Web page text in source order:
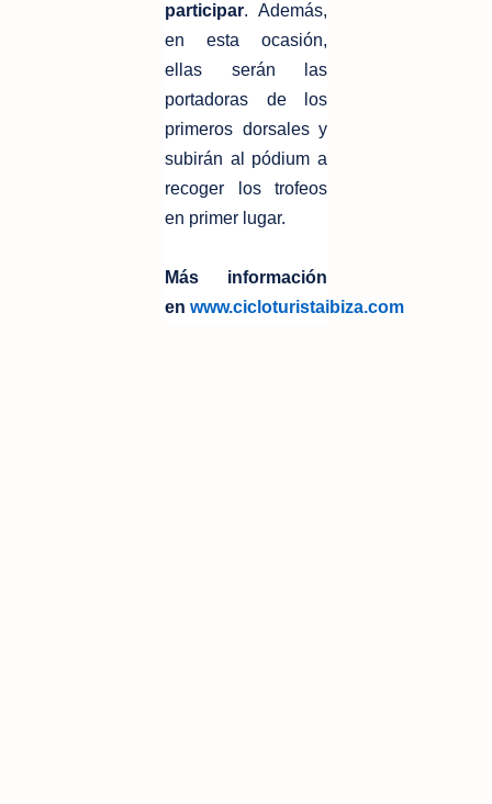
participar. Además,
en esta ocasión,
ellas serán las
portadoras de los
primeros dorsales y
subirán al pódium a
recoger los trofeos
en primer lugar.
Más información
en www.cicloturistaibiza.com